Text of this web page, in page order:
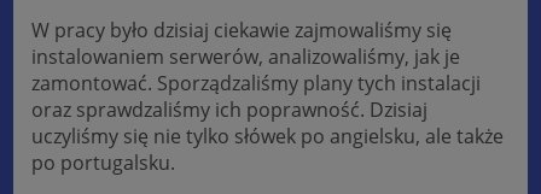
W pracy było dzisiaj ciekawie zajmowaliśmy się
instalowaniem serwerów, analizowaliśmy, jak je
zamontować. Sporządzaliśmy plany tych instalacji
oraz sprawdzaliśmy ich poprawność. Dzisiaj
uczyliśmy się nie tylko słówek po angielsku, ale także
po portugalsku.